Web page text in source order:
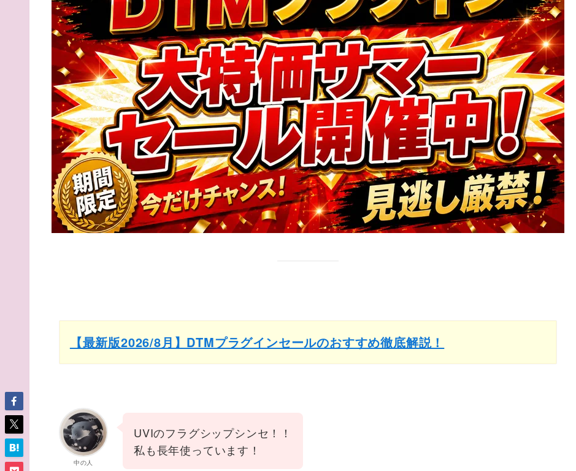
【最新版2026/8月】DTMプラグインセールのおすすめ徹底解説！
中の人
UVIのフラグシップシンセ！！
私も長年使っています！